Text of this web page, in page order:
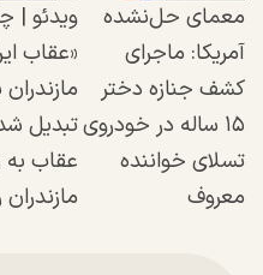
معمای حل‌نشده
آمریکا: ماجرای
کشف جنازه دختر
۱۵ ساله در خودروی
تسلای خواننده
معروف
ویدئو |
«عقاب
تبدیل
عقاب به